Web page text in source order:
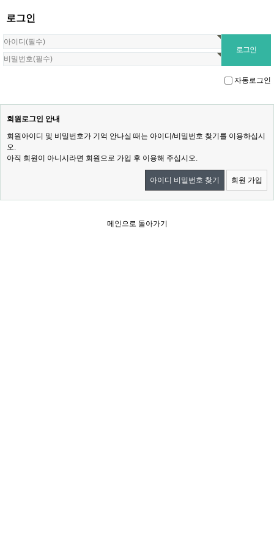
로그인
자동로그인
회원로그인 안내
회원아이디 및 비밀번호가 기억 안나실 때는 아이디/비밀번호 찾기를 이용하십시
오.
아직 회원이 아니시라면 회원으로 가입 후 이용해 주십시오.
아이디 비밀번호 찾기 회원 가입
메인으로 돌아가기